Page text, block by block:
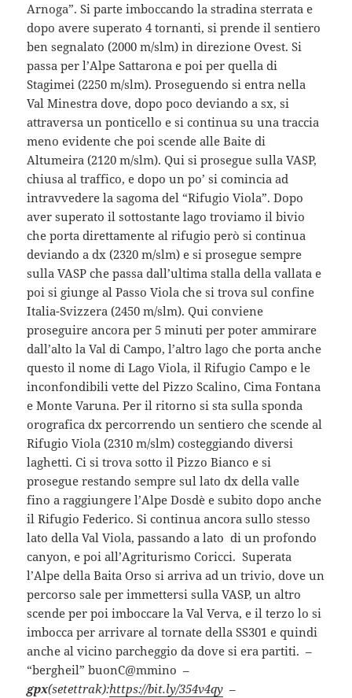
Arnoga”. Si parte imboccando la stradina sterrata e
dopo avere superato 4 tornanti, si prende il sentiero
ben segnalato (2000 m/slm) in direzione Ovest. Si
passa per l’Alpe Sattarona e poi per quella di
Stagimei (2250 m/slm). Proseguendo si entra nella
Val Minestra dove, dopo poco deviando a sx, si
attraversa un ponticello e si continua su una traccia
meno evidente che poi scende alle Baite di
Altumeira (2120 m/slm). Qui si prosegue sulla VASP,
chiusa al traffico, e dopo un po’ si comincia ad
intravvedere la sagoma del “Rifugio Viola”. Dopo
aver superato il sottostante lago troviamo il bivio
che porta direttamente al rifugio però si continua
deviando a dx (2320 m/slm) e si prosegue sempre
sulla VASP che passa dall’ultima stalla della vallata e
poi si giunge al Passo Viola che si trova sul confine
Italia-Svizzera (2450 m/slm). Qui conviene
proseguire ancora per 5 minuti per poter ammirare
dall’alto la Val di Campo, l’altro lago che porta anche
questo il nome di Lago Viola, il Rifugio Campo e le
inconfondibili vette del Pizzo Scalino, Cima Fontana
e Monte Varuna. Per il ritorno si sta sulla sponda
orografica dx percorrendo un sentiero che scende al
Rifugio Viola (2310 m/slm) costeggiando diversi
laghetti. Ci si trova sotto il Pizzo Bianco e si
prosegue restando sempre sul lato dx della valle
fino a raggiungere l’Alpe Dosdè e subito dopo anche
il Rifugio Federico. Si continua ancora sullo stesso
lato della Val Viola, passando a lato di un profondo
canyon, e poi all’Agriturismo Coricci. Superata
l’Alpe della Baita Orso si arriva ad un trivio, dove un
percorso sale per immettersi sulla VASP, un altro
scende per poi imboccare la Val Verva, e il terzo lo si
imbocca per arrivare al tornate della SS301 e quindi
anche al vicino parcheggio da dove si era partiti. –
“bergheil” buonC@mmino –
gpx(setettrak):https://bit.ly/354v4qy –